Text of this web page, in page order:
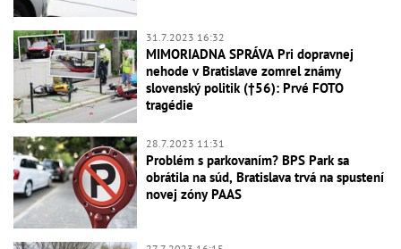
31.7.2023 16:32
MIMORIADNA SPRÁVA Pri dopravnej
nehode v Bratislave zomrel známy
slovenský politik (†56): Prvé FOTO
tragédie
28.7.2023 11:31
Problém s parkovaním? BPS Park sa
obrátila na súd, Bratislava trvá na spustení
novej zóny PAAS